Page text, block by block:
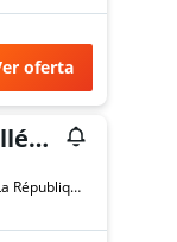
oferta
Hotel Vallée Des Princes
Boulevard De La République, BP 6934, Duala, Camarões